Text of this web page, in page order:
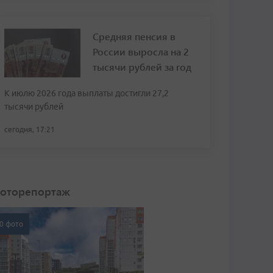
Средняя пенсия в
России выросла на 2
тысячи рублей за год
К июлю 2026 года выплаты достигли 27,2
тысячи рублей
сегодня, 17:21
фото